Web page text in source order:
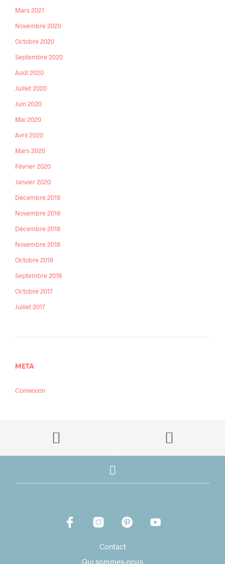
Mars 2021
Novembre 2020
Octobre 2020
Septembre 2020
Août 2020
Juillet 2020
Juin 2020
Mai 2020
Avril 2020
Mars 2020
Février 2020
Janvier 2020
Décembre 2019
Novembre 2019
Décembre 2018
Novembre 2018
Octobre 2018
Septembre 2018
Octobre 2017
Juillet 2017
META
Connexion
Contact
Qui sommes-nous